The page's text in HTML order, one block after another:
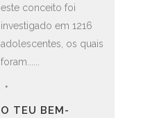
este conceito foi
investigado em 1216
adolescentes, os quais
foram......
O TEU BEM-